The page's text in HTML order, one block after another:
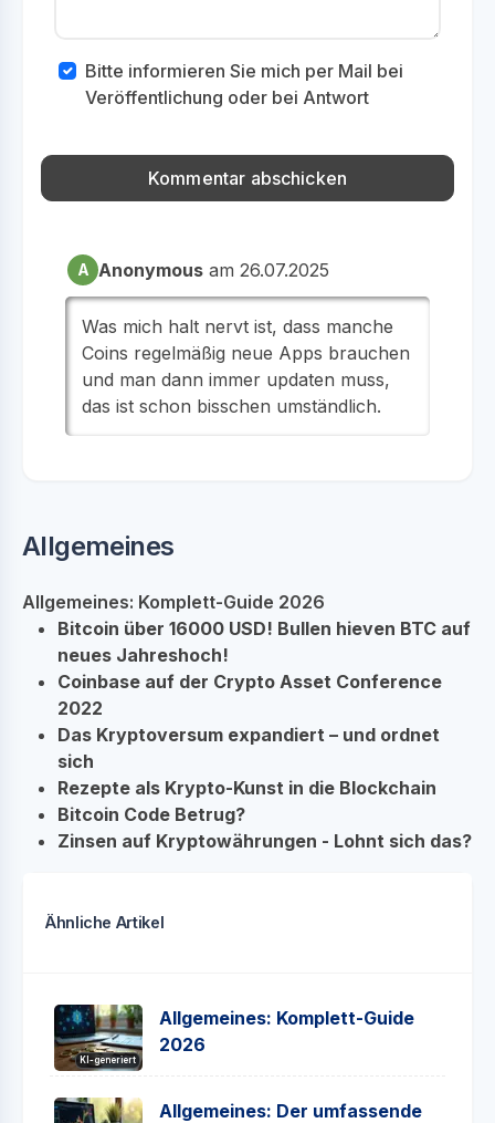
Bitte informieren Sie mich per Mail bei
Veröffentlichung oder bei Antwort
A Anonymous am 26.07.2025
Was mich halt nervt ist, dass manche
Coins regelmäßig neue Apps brauchen
und man dann immer updaten muss,
das ist schon bisschen umständlich.
Allgemeines
Allgemeines: Komplett-Guide 2026
Bitcoin über 16000 USD! Bullen hieven BTC auf
neues Jahreshoch!
Coinbase auf der Crypto Asset Conference
2022
Das Kryptoversum expandiert – und ordnet
sich
Rezepte als Krypto-Kunst in die Blockchain
Bitcoin Code Betrug?
Zinsen auf Kryptowährungen - Lohnt sich das?
Ähnliche Artikel
KI-generiert
Allgemeines: Komplett-Guide
2026
Allgemeines: Der umfassende